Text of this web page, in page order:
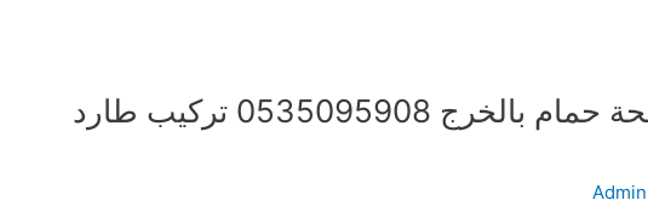
شركة مكافحة حمام بالخرج 0535095908 تركيب طارد
Admin